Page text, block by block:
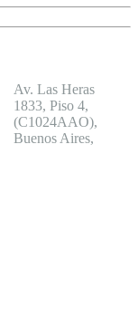
Av. Las Heras
1833, Piso 4,
(C1024AAO),
Buenos Aires,